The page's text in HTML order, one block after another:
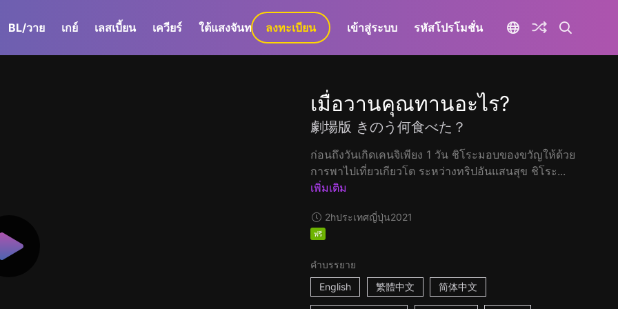
BL/วาย เกย์ เลสเบี้ยน เควียร์ ใต้แสงจันทร์ GaLa+
ลงทะเบียน เข้าสู่ระบบ รหัสโปรโมชั่น
เมื่อวานคุณทานอะไร?
劇場版 きのう何食べた？
ก่อนถึงวันเกิดเคนจิเพียง 1 วัน ชิโระมอบของขวัญให้ด้วย
การพาไปเที่ยวเกียวโต ระหว่างทริปอันแสนสุข ชิโระ...
เพิ่มเติม
2hประเทศญี่ปุ่น2021
ฟรี
คำบรรยาย
English
繁體中文 简体中文